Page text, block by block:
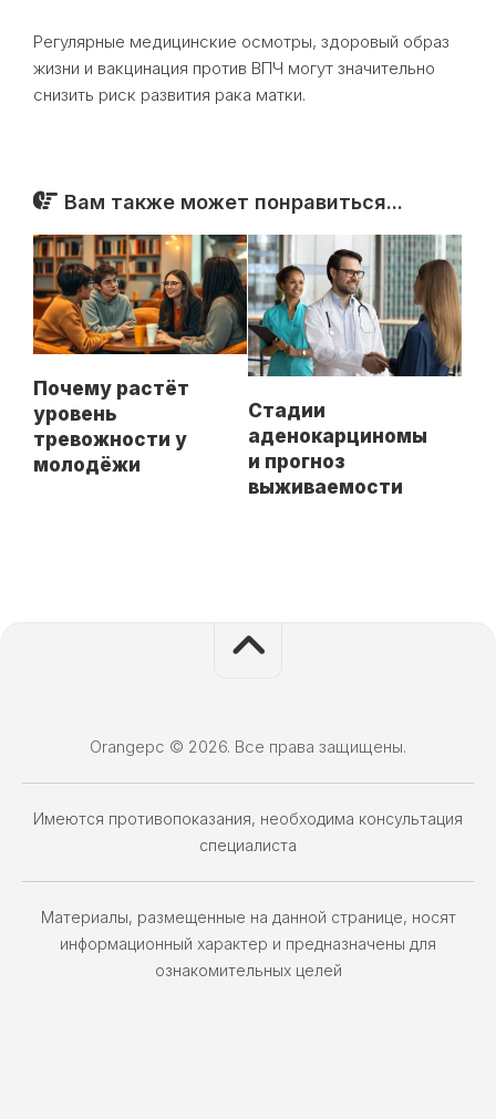
Регулярные медицинские осмотры, здоровый образ
жизни и вакцинация против ВПЧ могут значительно
снизить риск развития рака матки.
Вам также может понравиться...
Почему растёт
уровень
тревожности у
молодёжи
Стадии
аденокарциномы
и прогноз
выживаемости
Orangepc © 2026. Все права защищены.
Имеются противопоказания, необходима консультация
специалиста
Материалы, размещенные на данной странице, носят
информационный характер и предназначены для
ознакомительных целей